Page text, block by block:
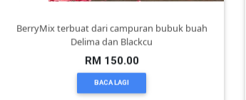
BerryMix terbuat dari campuran bubuk buah
Delima dan Blackcu
RM 150.00
BACA LAGI
NEGERI
SEMBILAN(10)